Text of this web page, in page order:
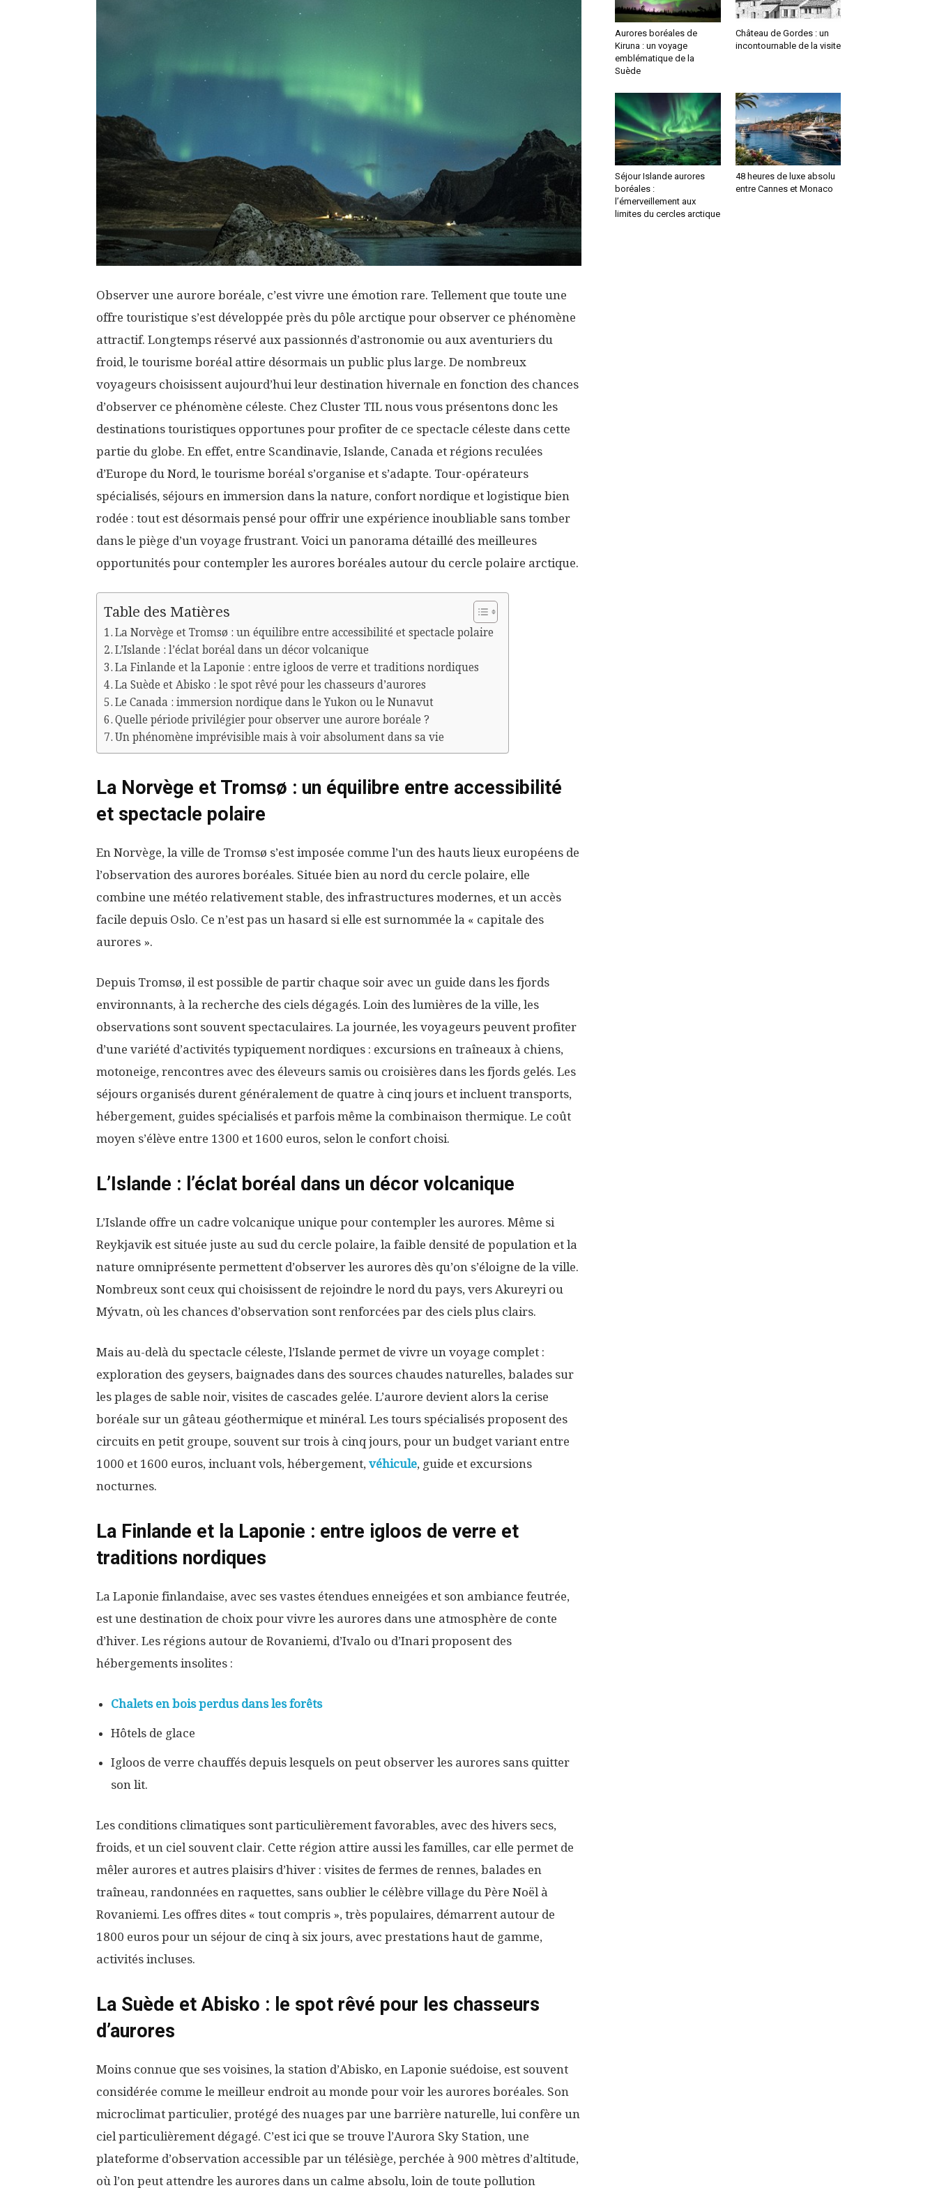
Observer une aurore boréale, c’est vivre une émotion rare. Tellement que toute une
offre touristique s’est développée près du pôle arctique pour observer ce phénomène
attractif. Longtemps réservé aux passionnés d’astronomie ou aux aventuriers du
froid, le tourisme boréal attire désormais un public plus large. De nombreux
voyageurs choisissent aujourd’hui leur destination hivernale en fonction des chances
d’observer ce phénomène céleste. Chez Cluster TIL nous vous présentons donc les
destinations touristiques opportunes pour profiter de ce spectacle céleste dans cette
partie du globe. En effet, entre Scandinavie, Islande, Canada et régions reculées
d’Europe du Nord, le tourisme boréal s’organise et s’adapte. Tour-opérateurs
spécialisés, séjours en immersion dans la nature, confort nordique et logistique bien
rodée : tout est désormais pensé pour offrir une expérience inoubliable sans tomber
dans le piège d’un voyage frustrant. Voici un panorama détaillé des meilleures
opportunités pour contempler les aurores boréales autour du cercle polaire arctique.
Table des Matières
La Norvège et Tromsø : un équilibre entre accessibilité et spectacle polaire
L’Islande : l’éclat boréal dans un décor volcanique
La Finlande et la Laponie : entre igloos de verre et traditions nordiques
La Suède et Abisko : le spot rêvé pour les chasseurs d’aurores
Le Canada : immersion nordique dans le Yukon ou le Nunavut
Quelle période privilégier pour observer une aurore boréale ?
Un phénomène imprévisible mais à voir absolument dans sa vie
La Norvège et Tromsø : un équilibre entre accessibilité
et spectacle polaire
En Norvège, la ville de Tromsø s’est imposée comme l’un des hauts lieux européens de
l’observation des aurores boréales. Située bien au nord du cercle polaire, elle
combine une météo relativement stable, des infrastructures modernes, et un accès
facile depuis Oslo. Ce n’est pas un hasard si elle est surnommée la « capitale des
aurores ».
Depuis Tromsø, il est possible de partir chaque soir avec un guide dans les fjords
environnants, à la recherche des ciels dégagés. Loin des lumières de la ville, les
observations sont souvent spectaculaires. La journée, les voyageurs peuvent profiter
d’une variété d’activités typiquement nordiques : excursions en traîneaux à chiens,
motoneige, rencontres avec des éleveurs samis ou croisières dans les fjords gelés. Les
séjours organisés durent généralement de quatre à cinq jours et incluent transports,
hébergement, guides spécialisés et parfois même la combinaison thermique. Le coût
moyen s’élève entre 1300 et 1600 euros, selon le confort choisi.
L’Islande : l’éclat boréal dans un décor volcanique
L’Islande offre un cadre volcanique unique pour contempler les aurores. Même si
Reykjavik est située juste au sud du cercle polaire, la faible densité de population et la
nature omniprésente permettent d’observer les aurores dès qu’on s’éloigne de la ville.
Nombreux sont ceux qui choisissent de rejoindre le nord du pays, vers Akureyri ou
Mývatn, où les chances d’observation sont renforcées par des ciels plus clairs.
Mais au-delà du spectacle céleste, l’Islande permet de vivre un voyage complet :
exploration des geysers, baignades dans des sources chaudes naturelles, balades sur
les plages de sable noir, visites de cascades gelée. L’aurore devient alors la cerise
boréale sur un gâteau géothermique et minéral. Les tours spécialisés proposent des
circuits en petit groupe, souvent sur trois à cinq jours, pour un budget variant entre
1000 et 1600 euros, incluant vols, hébergement, véhicule, guide et excursions
nocturnes.
La Finlande et la Laponie : entre igloos de verre et
traditions nordiques
La Laponie finlandaise, avec ses vastes étendues enneigées et son ambiance feutrée,
est une destination de choix pour vivre les aurores dans une atmosphère de conte
d’hiver. Les régions autour de Rovaniemi, d’Ivalo ou d’Inari proposent des
hébergements insolites :
Chalets en bois perdus dans les forêts
Hôtels de glace
Igloos de verre chauffés depuis lesquels on peut observer les aurores sans quitter
son lit.
Les conditions climatiques sont particulièrement favorables, avec des hivers secs,
froids, et un ciel souvent clair. Cette région attire aussi les familles, car elle permet de
mêler aurores et autres plaisirs d’hiver : visites de fermes de rennes, balades en
traîneau, randonnées en raquettes, sans oublier le célèbre village du Père Noël à
Rovaniemi. Les offres dites « tout compris », très populaires, démarrent autour de
1800 euros pour un séjour de cinq à six jours, avec prestations haut de gamme,
activités incluses.
La Suède et Abisko : le spot rêvé pour les chasseurs
d’aurores
Moins connue que ses voisines, la station d’Abisko, en Laponie suédoise, est souvent
considérée comme le meilleur endroit au monde pour voir les aurores boréales. Son
microclimat particulier, protégé des nuages par une barrière naturelle, lui confère un
ciel particulièrement dégagé. C’est ici que se trouve l’Aurora Sky Station, une
plateforme d’observation accessible par un télésiège, perchée à 900 mètres d’altitude,
où l’on peut attendre les aurores dans un calme absolu, loin de toute pollution
Aurores boréales de
Kiruna : un voyage
emblématique de la
Suède
Château de Gordes : un
incontournable de la visite
Séjour Islande aurores
boréales :
l’émerveillement aux
limites du cercles arctique
48 heures de luxe absolu
entre Cannes et Monaco